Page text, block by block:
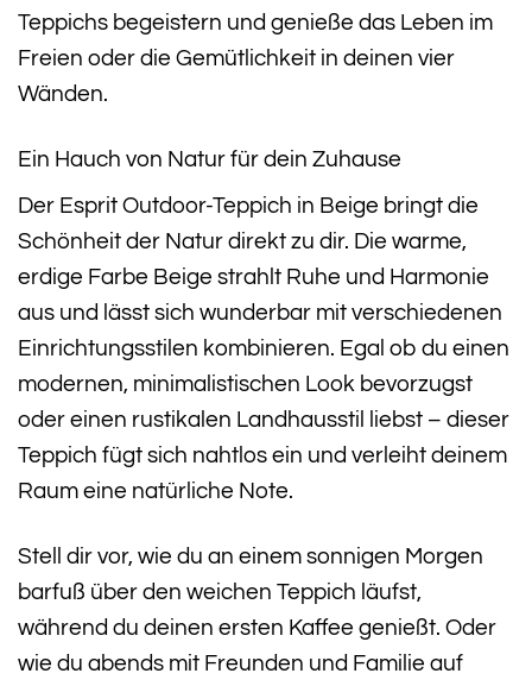
Teppichs begeistern und genieße das Leben im
Freien oder die Gemütlichkeit in deinen vier
Wänden.
Ein Hauch von Natur für dein Zuhause
Der Esprit Outdoor-Teppich in Beige bringt die
Schönheit der Natur direkt zu dir. Die warme,
erdige Farbe Beige strahlt Ruhe und Harmonie
aus und lässt sich wunderbar mit verschiedenen
Einrichtungsstilen kombinieren. Egal ob du einen
modernen, minimalistischen Look bevorzugst
oder einen rustikalen Landhausstil liebst – dieser
Teppich fügt sich nahtlos ein und verleiht deinem
Raum eine natürliche Note.
Stell dir vor, wie du an einem sonnigen Morgen
barfuß über den weichen Teppich läufst,
während du deinen ersten Kaffee genießt. Oder
wie du abends mit Freunden und Familie auf